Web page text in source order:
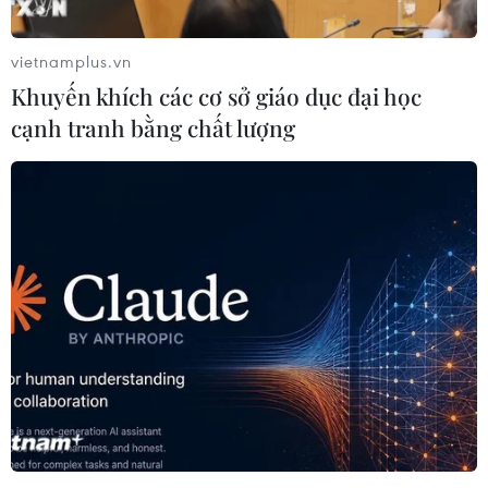
Năm 2022, CSGT xử lý 1.818 lái xe dương
Năm 2022, có 2,8 triệu trường hợp bị xử lý, phạt tiền
4.033,6 tỷ đồng; trong đó 308.508 trường hợp vi phạm
nồng độ cồn (chiếm 11,01%), 1.818 trường hợp lái xe
dương tính với chất ma túy (chiếm 0,06%).
vietnamplus.vn
Khuyến khích các cơ sở giáo dục đại học
cạnh tranh bằng chất lượng